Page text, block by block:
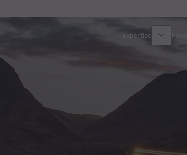
Expertise
Aktien
Fonds
Fondsauswahl